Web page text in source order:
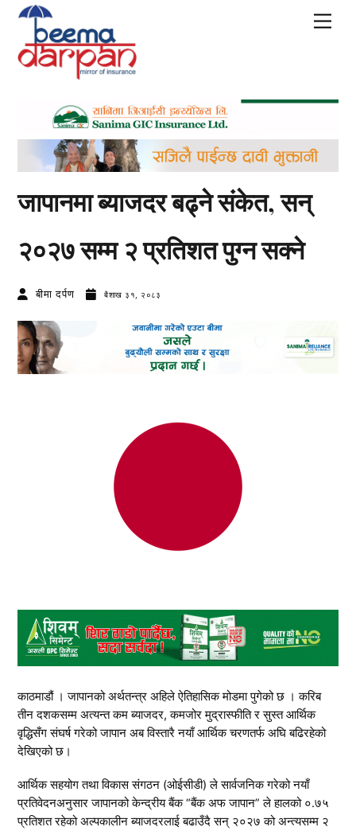
Skip
content
जापानमा ब्याजदर बढ्ने संकेत, सन्
२०२७ सम्म २ प्रतिशत पुग्न सक्ने
बीमा दर्पण बैशाख ३१, २०८३
काठमाडौं । जापानको अर्थतन्त्र अहिले ऐतिहासिक मोडमा पुगेको छ । करिब
तीन दशकसम्म अत्यन्त कम ब्याजदर, कमजोर मुद्रास्फीति र सुस्त आर्थिक
वृद्धिसँग संघर्ष गरेको जापान अब विस्तारै नयाँ आर्थिक चरणतर्फ अघि बढिरहेको
देखिएको छ।
आर्थिक सहयोग तथा विकास संगठन (ओईसीडी) ले सार्वजनिक गरेको नयाँ
प्रतिवेदनअनुसार जापानको केन्द्रीय बैंक “बैंक अफ जापान” ले हालको ०.७५
प्रतिशत रहेको अल्पकालीन ब्याजदरलाई बढाउँदै सन् २०२७ को अन्त्यसम्म २